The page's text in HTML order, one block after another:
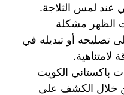
عند لمس الثلاجة.
الظهر مشكلة
تصليحه أو تبديله في
لامتناهية.
باكستاني الكويت
خلال الكشف على